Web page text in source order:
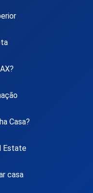
Casa?
Estate
casa